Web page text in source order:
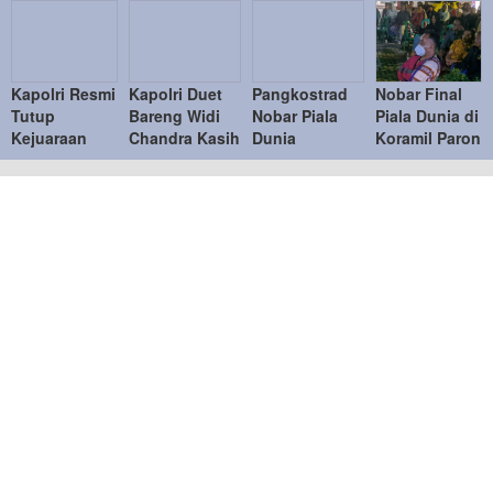
Kapolri Resmi
Tutup
Kejuaraan
Bulu Tangkis
Kapolri Cup
Kapolri Duet
Bareng Widi
Chandra Kasih
Lawan Bahlil-
Muhammad di
Pangkostrad
Nobar Piala
Dunia
Bersama
Warga, Pererat
Nobar Final
Piala Dunia di
Koramil Paron
Pererat